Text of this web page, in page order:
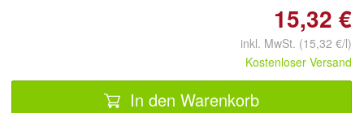
15,32 €
inkl. MwSt. (15,32 €/l)
Kostenloser Versand
In den Warenkorb